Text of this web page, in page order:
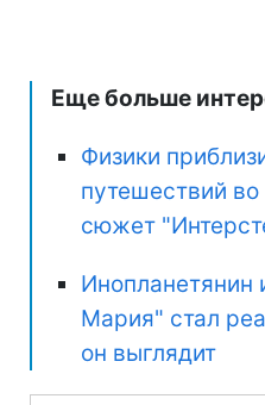
Еще больше
Физики
путешествий
сюжет
Инопланетянин
Мария" стал
он выглядит